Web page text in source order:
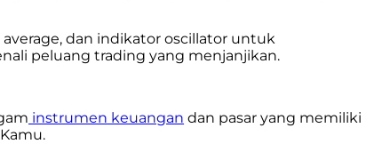
dan indikator oscillator untuk
peluang trading yang menjanjikan.
instrumen keuangan dan pasar yang memiliki